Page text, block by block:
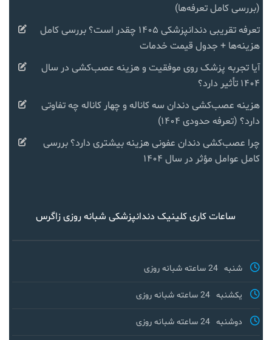
(بررسی کامل تعرفه‌ها)
تعرفه تقریبی دندانپزشکی ۱۴۰۵ چقدر است؟ بررسی کامل
هزینه‌ها + جدول قیمت خدمات
آیا تجربه پزشک روی موفقیت و هزینه عصب‌کشی در سال
۱۴۰۴ تأثیر دارد؟
هزینه عصب‌کشی دندان سه کاناله و چهار کاناله چه تفاوتی
دارد؟ (تعرفه حدودی ۱۴۰۴)
چرا عصب‌کشی دندان عفونی هزینه بیشتری دارد؟ بررسی
کامل عوامل مؤثر در سال ۱۴۰۴
ساعات کاری کلینیک دندانپزشکی شبانه روزی زاگرس
شنبه 24 ساعته شبانه روزی
یکشنبه 24 ساعته شبانه روزی
دوشنبه 24 ساعته شبانه روزی